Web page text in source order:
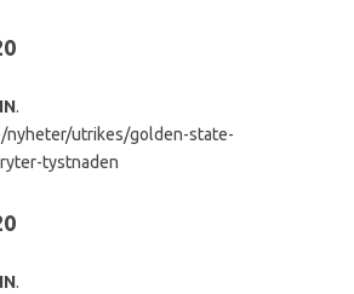
.
nyheter/utrikes/golden-state-
tystnaden
.